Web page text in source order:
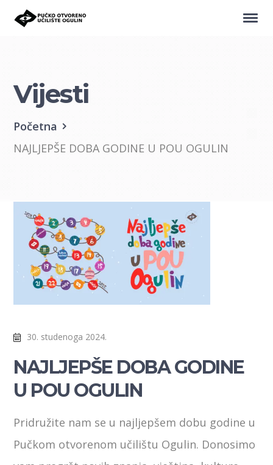
Vijesti
Početna
NAJLJEPŠE DOBA GODINE U POU OGULIN
30. studenoga 2024.
NAJLJEPŠE DOBA GODINE
U POU OGULIN
Pridružite nam se u najljepšem dobu godine u
Pučkom otvorenom učilištu Ogulin. Donosimo